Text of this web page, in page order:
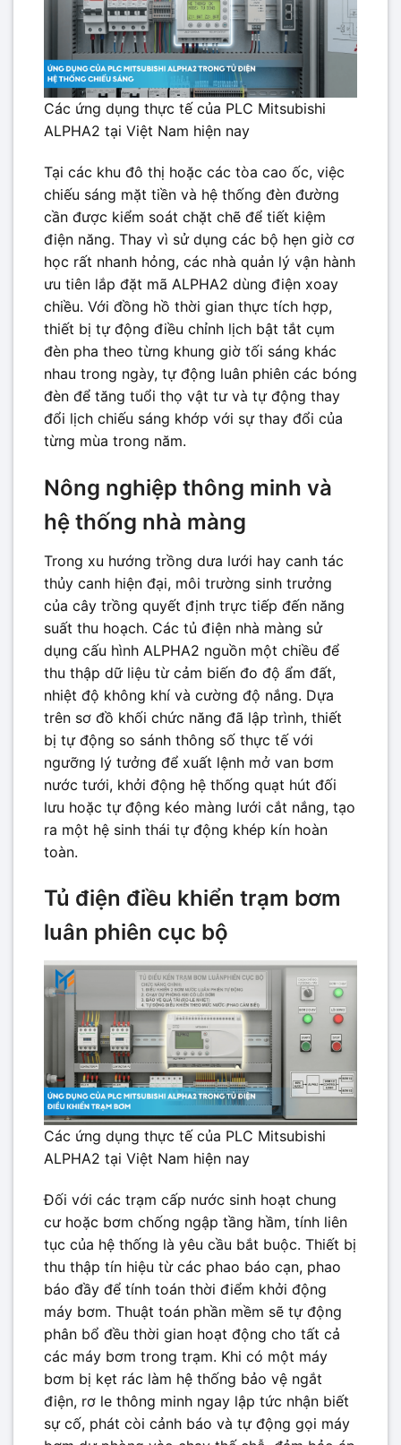
Các ứng dụng thực tế của PLC Mitsubishi
ALPHA2 tại Việt Nam hiện nay
Tại các khu đô thị hoặc các tòa cao ốc, việc
chiếu sáng mặt tiền và hệ thống đèn đường
cần được kiểm soát chặt chẽ để tiết kiệm
điện năng. Thay vì sử dụng các bộ hẹn giờ cơ
học rất nhanh hỏng, các nhà quản lý vận hành
ưu tiên lắp đặt mã ALPHA2 dùng điện xoay
chiều. Với đồng hồ thời gian thực tích hợp,
thiết bị tự động điều chỉnh lịch bật tắt cụm
đèn pha theo từng khung giờ tối sáng khác
nhau trong ngày, tự động luân phiên các bóng
đèn để tăng tuổi thọ vật tư và tự động thay
đổi lịch chiếu sáng khớp với sự thay đổi của
từng mùa trong năm.
Nông nghiệp thông minh và
hệ thống nhà màng
Trong xu hướng trồng dưa lưới hay canh tác
thủy canh hiện đại, môi trường sinh trưởng
của cây trồng quyết định trực tiếp đến năng
suất thu hoạch. Các tủ điện nhà màng sử
dụng cấu hình ALPHA2 nguồn một chiều để
thu thập dữ liệu từ cảm biến đo độ ẩm đất,
nhiệt độ không khí và cường độ nắng. Dựa
trên sơ đồ khối chức năng đã lập trình, thiết
bị tự động so sánh thông số thực tế với
ngưỡng lý tưởng để xuất lệnh mở van bơm
nước tưới, khởi động hệ thống quạt hút đối
lưu hoặc tự động kéo màng lưới cắt nắng, tạo
ra một hệ sinh thái tự động khép kín hoàn
toàn.
Tủ điện điều khiển trạm bơm
luân phiên cục bộ
Các ứng dụng thực tế của PLC Mitsubishi
ALPHA2 tại Việt Nam hiện nay
Đối với các trạm cấp nước sinh hoạt chung
cư hoặc bơm chống ngập tầng hầm, tính liên
tục của hệ thống là yêu cầu bắt buộc. Thiết bị
thu thập tín hiệu từ các phao báo cạn, phao
báo đầy để tính toán thời điểm khởi động
máy bơm. Thuật toán phần mềm sẽ tự động
phân bổ đều thời gian hoạt động cho tất cả
các máy bơm trong trạm. Khi có một máy
bơm bị kẹt rác làm hệ thống bảo vệ ngắt
điện, rơ le thông minh ngay lập tức nhận biết
sự cố, phát còi cảnh báo và tự động gọi máy